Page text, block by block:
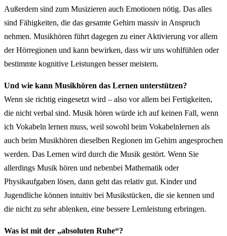
Außerdem sind zum Musizieren auch Emotionen nötig. Das alles
sind Fähigkeiten, die das gesamte Gehirn massiv in Anspruch
nehmen. Musikhören führt dagegen zu einer Aktivierung vor allem
der Hörregionen und kann bewirken, dass wir uns wohlfühlen oder
bestimmte kognitive Leistungen besser meistern.
Und wie kann Musikhören das Lernen unterstützen?
Wenn sie richtig eingesetzt wird – also vor allem bei Fertigkeiten,
die nicht verbal sind. Musik hören würde ich auf keinen Fall, wenn
ich Vokabeln lernen muss, weil sowohl beim Vokabelnlernen als
auch beim Musikhören dieselben Regionen im Gehirn angesprochen
werden. Das Lernen wird durch die Musik gestört. Wenn Sie
allerdings Musik hören und nebenbei Mathematik oder
Physikaufgaben lösen, dann geht das relativ gut. Kinder und
Jugendliche können intuitiv bei Musikstücken, die sie kennen und
die nicht zu sehr ablenken, eine bessere Lernleistung erbringen.
Was ist mit der „absoluten Ruhe“?